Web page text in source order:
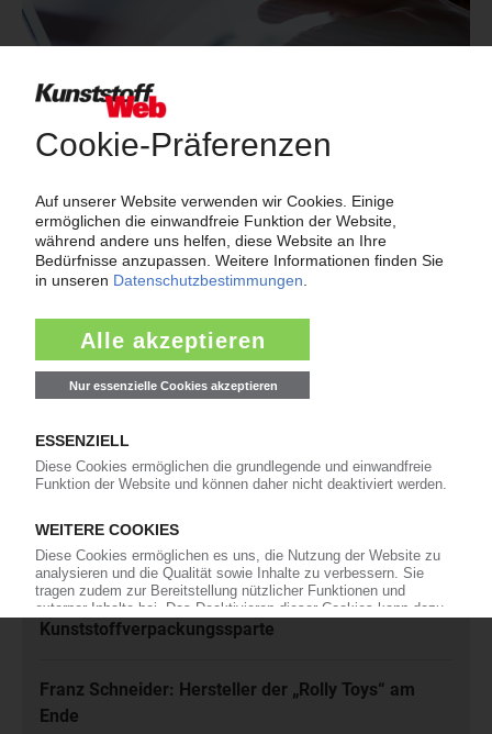
Das große Branchenbuch der Kunststoffindustrie: Informieren Sie
Dienstleistungen!
verzeichnet – Sie auch?
Produkt- und Firmensuche
Meistgelesen
Karl Hess: Automobilzulieferer ist insolvent
Erklärungen
verlagert Produktion
Gerresheimer: Verkauf der
Kunststoffverpackungssparte
Franz Schneider: Hersteller der „Rolly Toys“ am
Ende